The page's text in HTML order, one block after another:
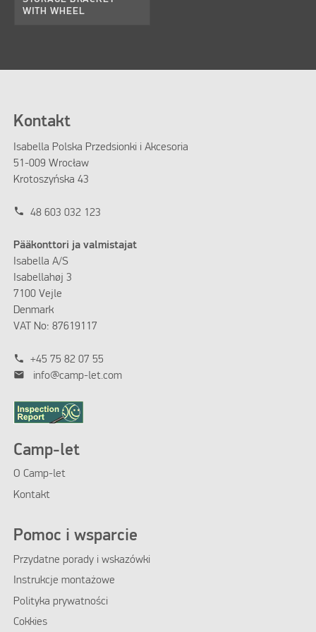
WITH WHEEL
Kontakt
Isabella Polska Przedsionki i Akcesoria
51-009 Wrocław
Krotoszyńska 43
phone 48 603 032 123
Pääkonttori ja valmistajat
Isabella A/S
Isabellahøj 3
7100 Vejle
Denmark
VAT No: 87619117
phone +45 75 82 07 55
mail info@camp-let.com
Camp-let
O Camp-let
Kontakt
Pomoc i wsparcie
Przydatne porady i wskazówki
Instrukcje montażowe
Polityka prywatności
Cokkies